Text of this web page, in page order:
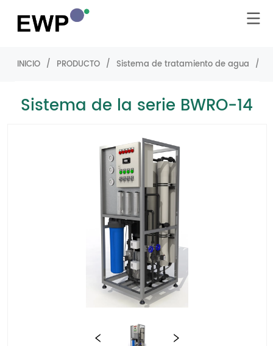
INICIO / PRODUCTO / Sistema de tratamiento de agua /
Sistema de la serie BWRO-14